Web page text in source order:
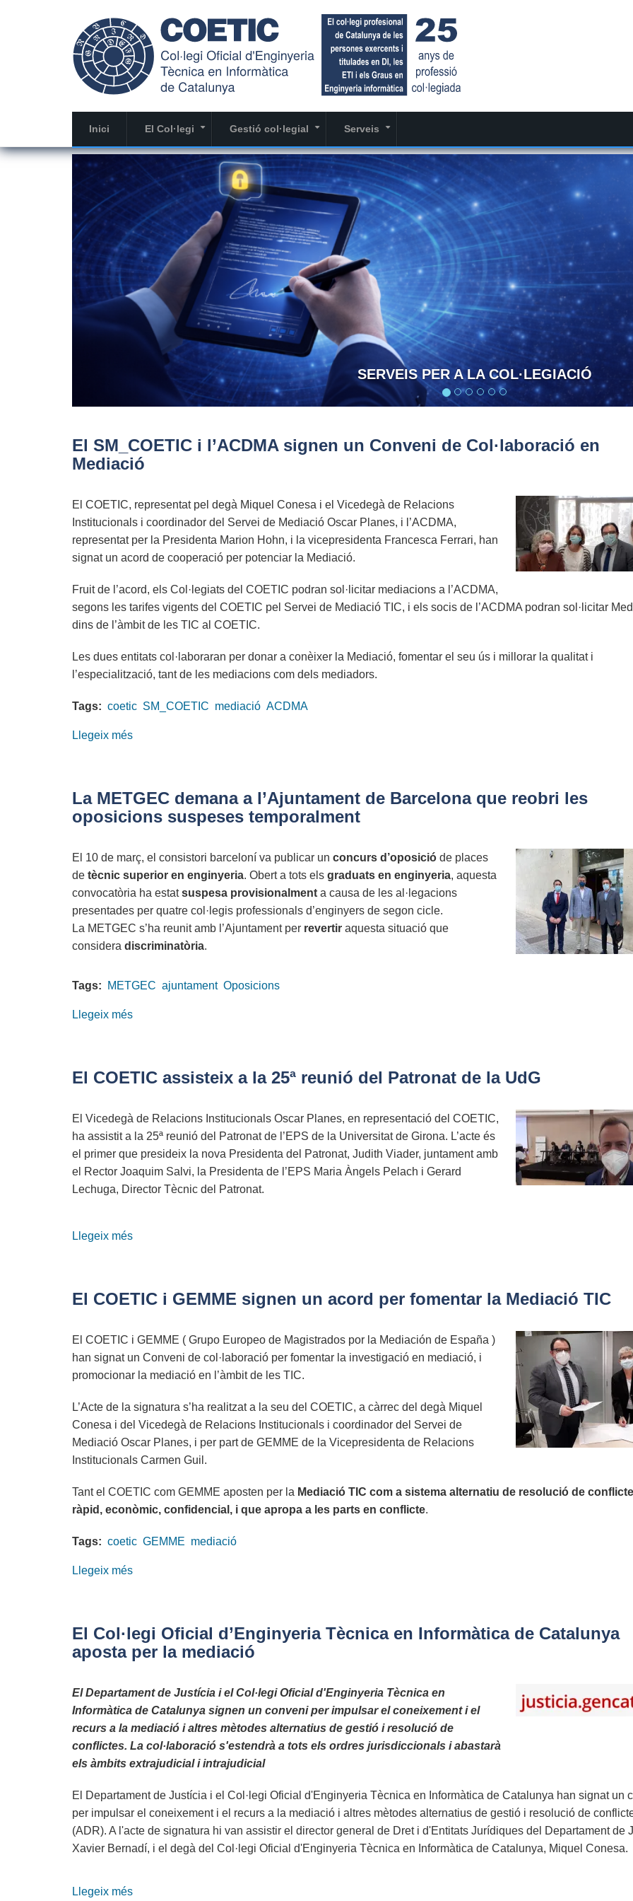
Inici El Col·legi Gestió col·legial Serveis
CONFIANÇA I
El SM_COETIC i l’ACDMA signen un Conveni de Col·laboració en
Mediació
El COETIC, representat pel degà Miquel Conesa i el Vicedegà de Relacions
Institucionals i coordinador del Servei de Mediació Oscar Planes, i l’ACDMA,
representat per la Presidenta Marion Hohn, i la vicepresidenta Francesca Ferrari, han
signat un acord de cooperació per potenciar la Mediació.
Fruit de l’acord, els Col·legiats del COETIC podran sol·licitar mediacions a l’ACDMA,
segons les tarifes vigents del COETIC pel Servei de Mediació TIC, i els socis de l’ACDMA podran sol·licitar
dins de l’àmbit de les TIC al COETIC.
Les dues entitats col·laboraran per donar a conèixer la Mediació, fomentar el seu ús i millorar la qualitat i
l’especialització, tant de les mediacions com dels mediadors.
Tags: coetic SM_COETIC mediació ACDMA
Llegeix més
l’ACDMA
signen
Conveni
de
Col·laboració
en
Mediació
La METGEC demana a l’Ajuntament de Barcelona que reobri les
oposicions suspeses temporalment
El 10 de març, el consistori barceloní va publicar un concurs d’oposició de places
de tècnic superior en enginyeria. Obert a tots els graduats en enginyeria, aquesta
convocatòria ha estatsuspesa provisionalment a causa de les al·legacions
presentades per quatre col·legis professionals d’enginyers de segon cicle.
La METGEC s’ha reunit amb l’Ajuntament per revertir aquesta situació que
considera discriminatòria.
Tags: METGEC ajuntament Oposicions
Llegeix més
a
de
Barcelona
que
reobri
les
El COETIC assisteix a la 25ª reunió del Patronat de la UdG
El Vicedegà de Relacions Institucionals Oscar Planes, en representació del COETIC,
ha assistit a la 25ª reunió del Patronat de l’EPS de la Universitat de Girona. L’acte és
el primer que presideix la nova Presidenta del Patronat, Judith Viader, juntament amb
el Rector Joaquim Salvi, la Presidenta de l’EPS Maria Àngels Pelach i Gerard
Lechuga, Director Tècnic del Patronat.
Llegeix més
a
25ª
reunió
del
de
la
UdG
El COETIC i GEMME signen un acord per fomentar la Mediació TIC
El COETIC i GEMME ( Grupo Europeo de Magistrados por la Mediación de España )
han signat un Conveni de col·laboració per fomentar la investigació en mediació, i
promocionar la mediació en l’àmbit de les TIC.
L’Acte de la signatura s’ha realitzat a la seu del COETIC, a càrrec del degà Miquel
Conesa i del Vicedegà de Relacions Institucionals i coordinador del Servei de
Mediació Oscar Planes, i per part de GEMME de la Vicepresidenta de Relacions
Institucionals Carmen Guil.
Tant el COETIC com GEMME aposten per la Mediació TIC com a sistema alternatiu de resolució de
ràpid, econòmic, confidencial, i que apropa a les parts en conflicte.
Tags: coetic GEMME mediació
Llegeix més
GEMME
signen
acord
per
fomentar
la
Mediació
El Col·legi Oficial d’Enginyeria Tècnica en Informàtica de Catalunya
aposta per la mediació
El Departament de Justícia i el Col·legi Oficial d'Enginyeria Tècnica en
Informàtica de Catalunya signen un conveni per impulsar el coneixement i el
recurs a la mediació i altres mètodes alternatius de gestió i resolució de
conflictes. La col·laboració s'estendrà a tots els ordres jurisdiccionals i abastarà
els àmbits extrajudicial i intrajudicial
El Departament de Justícia i el Col·legi Oficial d'Enginyeria Tècnica en Informàtica de Catalunya han signat un
per impulsar el coneixement i el recurs a la mediació i altres mètodes alternatius de gestió i resolució de
(ADR). A l'acte de signatura hi van assistir el director general de Dret i d'Entitats Jurídiques del Departament de
Xavier Bernadí, i el degà del Col·legi Oficial d'Enginyeria Tècnica en Informàtica de Catalunya, Miquel Conesa.
Llegeix més